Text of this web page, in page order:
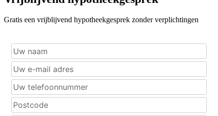
Gratis een vrijblijvend hypotheekgesprek zonder verplichtingen